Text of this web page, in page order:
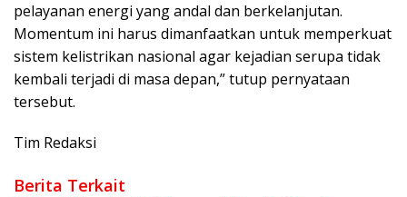
pelayanan energi yang andal dan berkelanjutan.
Momentum ini harus dimanfaatkan untuk memperkuat
sistem kelistrikan nasional agar kejadian serupa tidak
kembali terjadi di masa depan,” tutup pernyataan
tersebut.
Tim Redaksi
Berita Terkait